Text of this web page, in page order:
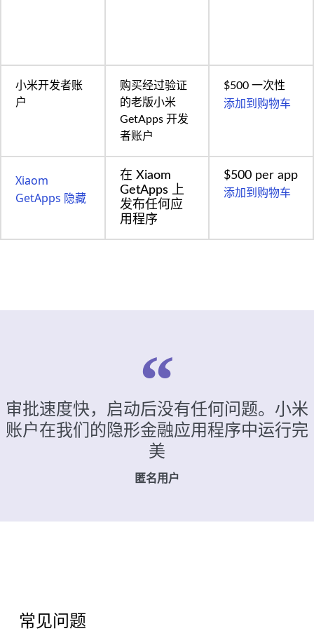
小米开发者账
户
购买经过验证
的老版小米
GetApps 开发
者账户
$500 一次性
添加到购物车
Xiaom
GetApps 隐藏
在 Xiaom
GetApps 上
发布任何应
用程序
$500 per app
添加到购物车
审批速度快，启动后没有任何问题。小米
账户在我们的隐形金融应用程序中运行完
美
匿名用户
常见问题